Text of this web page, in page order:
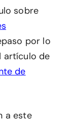
sobre
por lo
artículo de
de
a este